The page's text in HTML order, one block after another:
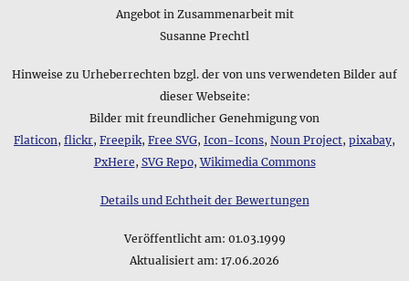
Angebot in Zusammenarbeit mit
Susanne Prechtl
Hinweise zu Urheberrechten bzgl. der von uns verwendeten Bilder auf
dieser Webseite:
Bilder mit freundlicher Genehmigung von
Flaticon, flickr, Freepik, Free SVG, Icon-Icons, Noun Project, pixabay,
PxHere, SVG Repo,Wikimedia Commons
Details und Echtheit der Bewertungen
Veröffentlicht am: 01.03.1999
Aktualisiert am: 17.06.2026